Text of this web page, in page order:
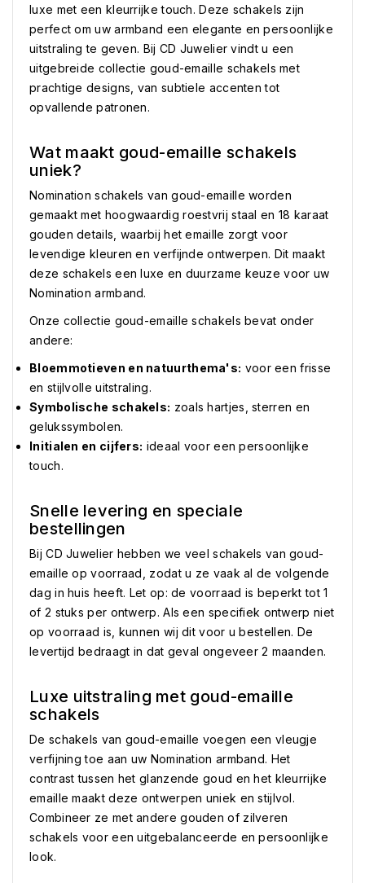
luxe met een kleurrijke touch. Deze schakels zijn
perfect om uw armband een elegante en persoonlijke
uitstraling te geven. Bij CD Juwelier vindt u een
uitgebreide collectie goud-emaille schakels met
prachtige designs, van subtiele accenten tot
opvallende patronen.
Wat maakt goud-emaille schakels
uniek?
Nomination schakels van goud-emaille worden
gemaakt met hoogwaardig roestvrij staal en 18 karaat
gouden details, waarbij het emaille zorgt voor
levendige kleuren en verfijnde ontwerpen. Dit maakt
deze schakels een luxe en duurzame keuze voor uw
Nomination armband.
Onze collectie goud-emaille schakels bevat onder
andere:
Bloemmotieven en natuurthema's: voor een frisse
en stijlvolle uitstraling.
Symbolische schakels: zoals hartjes, sterren en
gelukssymbolen.
Initialen en cijfers: ideaal voor een persoonlijke
touch.
Snelle levering en speciale
bestellingen
Bij CD Juwelier hebben we veel schakels van goud-
emaille op voorraad, zodat u ze vaak al de volgende
dag in huis heeft. Let op: de voorraad is beperkt tot 1
of 2 stuks per ontwerp. Als een specifiek ontwerp niet
op voorraad is, kunnen wij dit voor u bestellen. De
levertijd bedraagt in dat geval ongeveer 2 maanden.
Luxe uitstraling met goud-emaille
schakels
De schakels van goud-emaille voegen een vleugje
verfijning toe aan uw Nomination armband. Het
contrast tussen het glanzende goud en het kleurrijke
emaille maakt deze ontwerpen uniek en stijlvol.
Combineer ze met andere gouden of zilveren
schakels voor een uitgebalanceerde en persoonlijke
look.